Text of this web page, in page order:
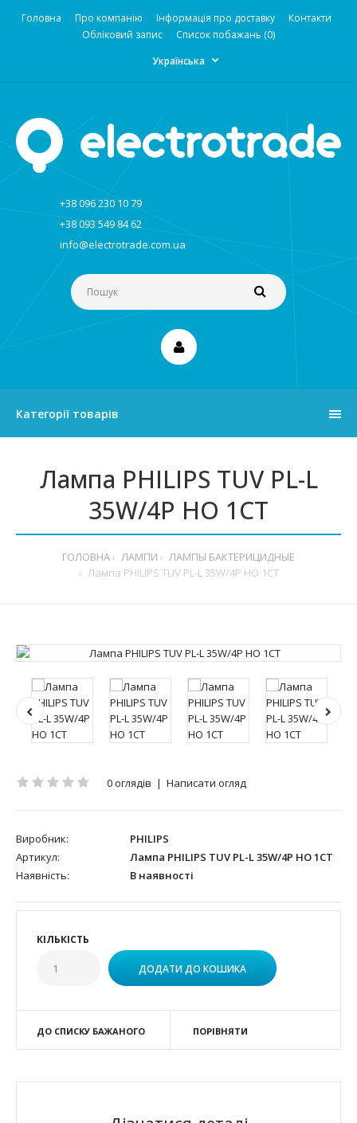
Головна Про компанію Інформація про доставку
Контакти
Обліковий запис
Список побажань (0)
Українська
+38 096 230 10 79
+38 093 549 84 62
info@electrotrade.com.ua
Категорії товарів
Лампа PHILIPS TUV PL-L
35W/4P HO 1CT
ГОЛОВНА ЛАМПИ
ЛАМПЫ БАКТЕРИЦИДНЫЕ
Лампа PHILIPS TUV PL-L 35W/4P HO 1CT
0 оглядів | Написати огляд
Виробник:
PHILIPS
Артикул:
Лампа PHILIPS TUV PL-L 35W/4P HO 1CT
Наявність:
В наявності
КІЛЬКІСТЬ
ДО СПИСКУ БАЖАНОГО ПОРІВНЯТИ